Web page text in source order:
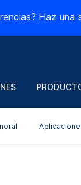
Haz una